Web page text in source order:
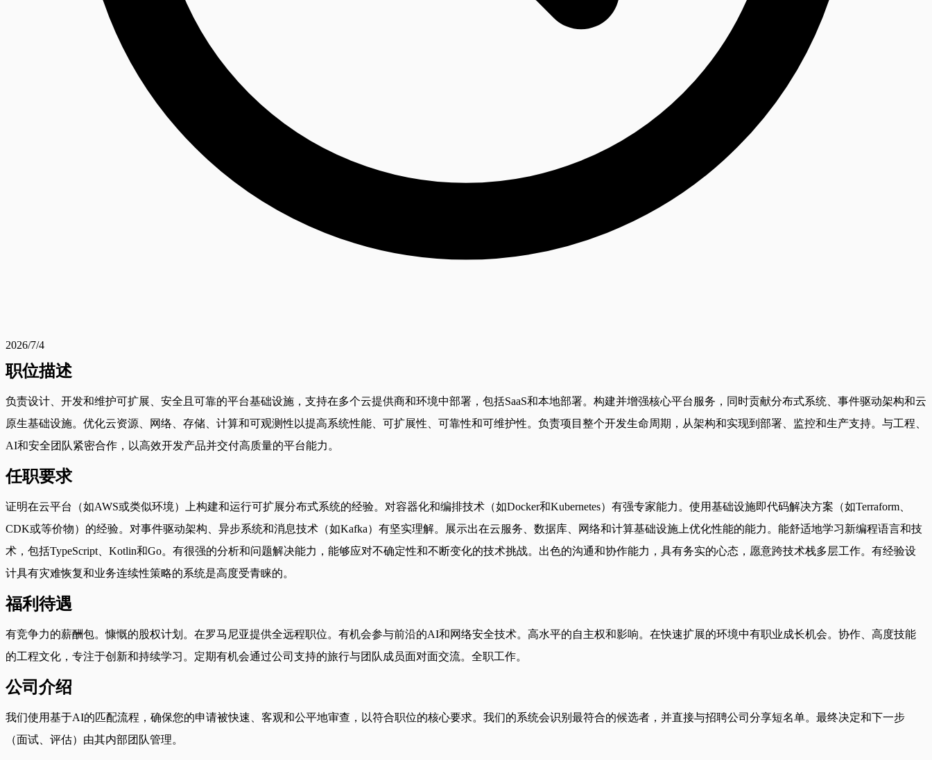
2026/7/4
职位描述
负责设计、开发和维护可扩展、安全且可靠的平台基础设施，支持在多个云提供商和环境中部署，包括SaaS和本地部署。构建并增强核心平台服务，同时贡献分布式系统、事件驱动架构和云
原生基础设施。优化云资源、网络、存储、计算和可观测性以提高系统性能、可扩展性、可靠性和可维护性。负责项目整个开发生命周期，从架构和实现到部署、监控和生产支持。与工程、
AI和安全团队紧密合作，以高效开发产品并交付高质量的平台能力。
任职要求
证明在云平台（如AWS或类似环境）上构建和运行可扩展分布式系统的经验。对容器化和编排技术（如Docker和Kubernetes）有强专家能力。使用基础设施即代码解决方案（如Terraform、
CDK或等价物）的经验。对事件驱动架构、异步系统和消息技术（如Kafka）有坚实理解。展示出在云服务、数据库、网络和计算基础设施上优化性能的能力。能舒适地学习新编程语言和技
术，包括TypeScript、Kotlin和Go。有很强的分析和问题解决能力，能够应对不确定性和不断变化的技术挑战。出色的沟通和协作能力，具有务实的心态，愿意跨技术栈多层工作。有经验设
计具有灾难恢复和业务连续性策略的系统是高度受青睐的。
福利待遇
有竞争力的薪酬包。慷慨的股权计划。在罗马尼亚提供全远程职位。有机会参与前沿的AI和网络安全技术。高水平的自主权和影响。在快速扩展的环境中有职业成长机会。协作、高度技能
的工程文化，专注于创新和持续学习。定期有机会通过公司支持的旅行与团队成员面对面交流。全职工作。
公司介绍
我们使用基于AI的匹配流程，确保您的申请被快速、客观和公平地审查，以符合职位的核心要求。我们的系统会识别最符合的候选者，并直接与招聘公司分享短名单。最终决定和下一步
（面试、评估）由其内部团队管理。